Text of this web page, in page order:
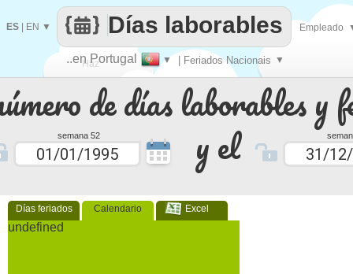
de días laborables y
semana 52 y el
Días feriados Calendario Excel
undefined
Haz
que
..en Portugal ▼ | Feriados Nacionais ▼
Días laborables
ES EN ▼ Empleado